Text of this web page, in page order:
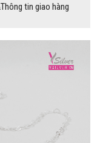
Thông tin giao hàng